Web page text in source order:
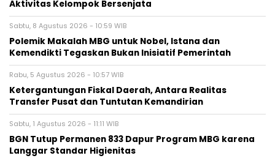
Aktivitas Kelompok Bersenjata
Sabtu, 8 Agustus 2026 - 10:59 WIB
Polemik Makalah MBG untuk Nobel, Istana dan
Kemendikti Tegaskan Bukan Inisiatif Pemerintah
Rabu, 5 Agustus 2026 - 10:57 WIB
Ketergantungan Fiskal Daerah, Antara Realitas
Transfer Pusat dan Tuntutan Kemandirian
Sabtu, 1 Agustus 2026 - 11:11 WIB
BGN Tutup Permanen 833 Dapur Program MBG karena
Langgar Standar Higienitas